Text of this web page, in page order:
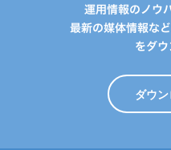
運用情報のノウ
最新の媒体情報な
をダウ
ダウ